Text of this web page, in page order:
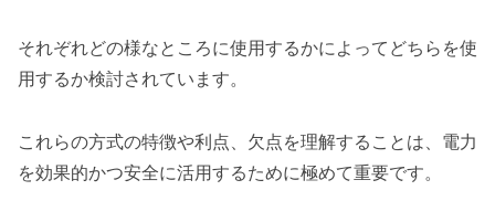
それぞれどの様なところに使用するかによってどちらを使
用するか検討されています。
これらの方式の特徴や利点、欠点を理解することは、電力
を効果的かつ安全に活用するために極めて重要です。